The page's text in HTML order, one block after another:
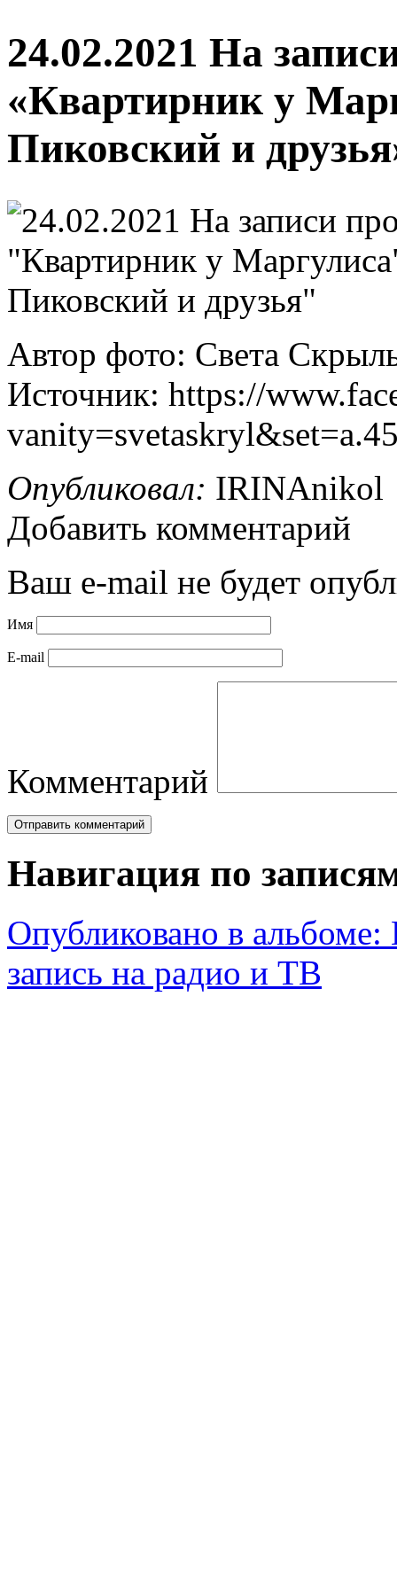
24.02.2021 На
«Квартирник у
Пиковский и
Автор фото: Света
Источник: https://
Опубликовал: IRINAnikol
Добавить комментарий
Ваш e-mail не будет
Имя
E-mail
Комментарий
Навигация по
Опубликовано в альбоме:
запись на радио и ТВ